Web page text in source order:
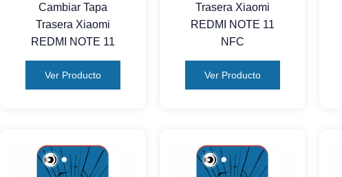
Cambiar Tapa
Trasera Xiaomi
REDMI NOTE 11
Ver Producto
Trasera Xiaomi
REDMI NOTE 11
NFC
Ver Producto